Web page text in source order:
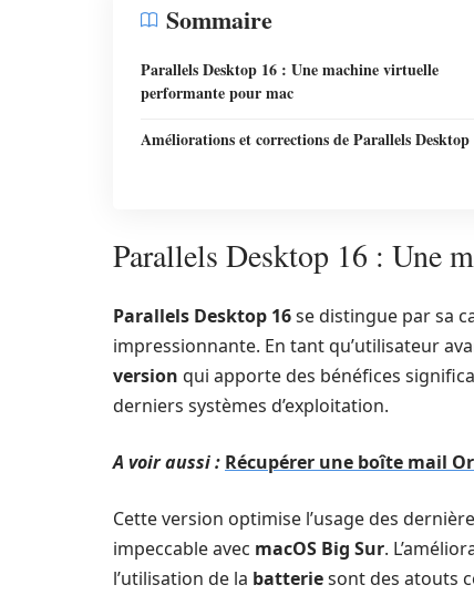
Sommaire
Parallels Desktop 16 : Une machine virtuelle
performante pour mac
Améliorations et corrections de Parallels Desktop
Parallels Desktop 16 : Une
Parallels Desktop 16se distingue par sa
impressionnante. En tant qu’utilisateur
version qui apporte des bénéfices
derniers systèmes d’exploitation.
A voir aussi : Récupérer une boîte mail
Cette version optimise l’usage des
impeccable avec macOS Big Sur.
l’utilisation de la batteriesont des atouts